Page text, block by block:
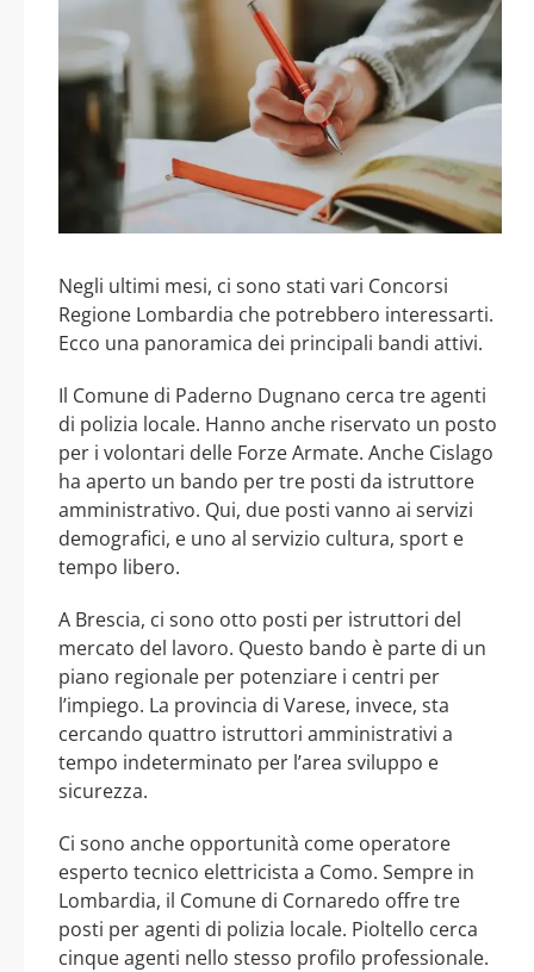
Negli ultimi mesi, ci sono stati vari Concorsi
Regione Lombardia che potrebbero interessarti.
Ecco una panoramica dei principali bandi attivi.
Il Comune di Paderno Dugnano cerca tre agenti
di polizia locale. Hanno anche riservato un posto
per i volontari delle Forze Armate. Anche Cislago
ha aperto un bando per tre posti da istruttore
amministrativo. Qui, due posti vanno ai servizi
demografici, e uno al servizio cultura, sport e
tempo libero.
A Brescia, ci sono otto posti per istruttori del
mercato del lavoro. Questo bando è parte di un
piano regionale per potenziare i centri per
l’impiego. La provincia di Varese, invece, sta
cercando quattro istruttori amministrativi a
tempo indeterminato per l’area sviluppo e
sicurezza.
Ci sono anche opportunità come operatore
esperto tecnico elettricista a Como. Sempre in
Lombardia, il Comune di Cornaredo offre tre
posti per agenti di polizia locale. Pioltello cerca
cinque agenti nello stesso profilo professionale.